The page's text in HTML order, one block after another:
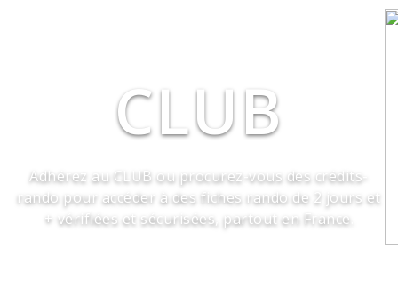
CLUB
Adhérez au CLUB ou procurez-vous des crédits-
rando pour accéder à des fiches rando de 2 jours et
+ vérifiées et sécurisées, partout en France.